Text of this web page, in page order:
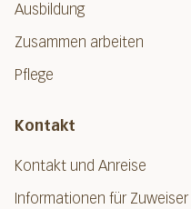
Ausbildung
Zusammen arbeiten
Pflege
Kontakt
Kontakt und Anreise
Informationen für Zuweiser